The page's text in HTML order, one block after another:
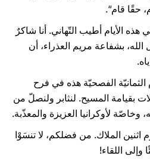
حقًا قام“.
الأيام أطيب التّهاني. أنا شاكرٌ
بشفاعة مريم العذراء، أن
الثمانيّة الفصحيّة هذه في فرح
بقيامة المسيح. لنثابر ولنصلّ من
وخاصّة لأوكرانيا العزيزة والمعذّبة.
اثنين الملاك. من فضلكم، لا تنسَوْا
وإلى اللقاء!